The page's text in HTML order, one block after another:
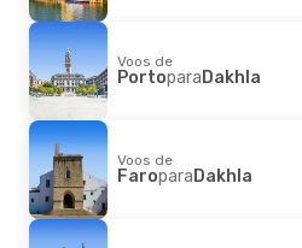
Voos de
PortoparaDakhla
Voos de
FaroparaDakhla